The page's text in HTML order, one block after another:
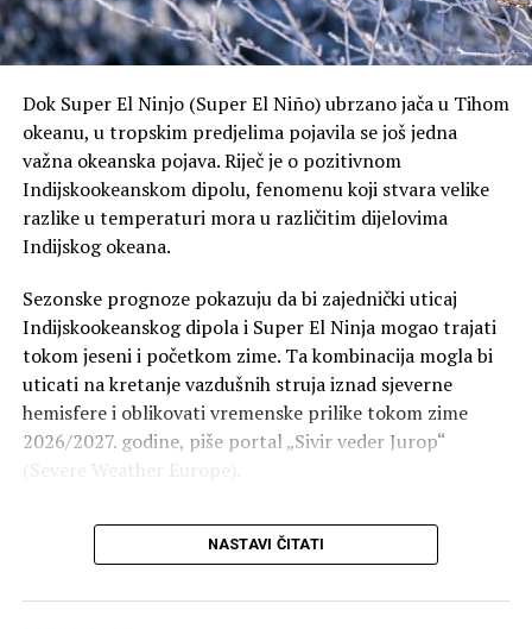
Dok Super El Ninjo (Super El Niño) ubrzano jača u Tihom
okeanu, u tropskim predjelima pojavila se još jedna
važna okeanska pojava. Riječ je o pozitivnom
Indijskookeanskom dipolu, fenomenu koji stvara velike
razlike u temperaturi mora u različitim dijelovima
Indijskog okeana.
Sezonske prognoze pokazuju da bi zajednički uticaj
Indijskookeanskog dipola i Super El Ninja mogao trajati
tokom jeseni i početkom zime. Ta kombinacija mogla bi
uticati na kretanje vazdušnih struja iznad sjeverne
hemisfere i oblikovati vremenske prilike tokom zime
2026/2027. godine, piše portal „Sivir veder Jurop“
(Severe Weather Europe).
Šta je Indijskookeanski dipol?
Indijskookeanski dipol, poznat po skraćenici IOD,
dijelu Indijskog okeana počnu znatno da se razlikuju.
NASTAVI ČITATI